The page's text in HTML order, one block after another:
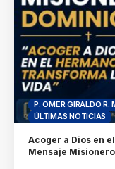
P. OMER GIRALDO R.
ÚLTIMAS NOTICIAS
Acoger a Dios en
Mensaje